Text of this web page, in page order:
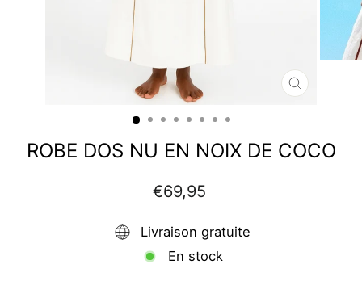
FERMER
ROBE DOS NU EN NOIX DE COCO
Prix
régulier
€69,95
Livraison gratuite
En stock